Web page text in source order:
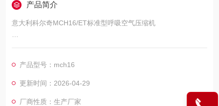
产品简介
意大利科尔奇MCH16/ET标准型呼吸空气压缩机
特点：
MCH16/ET standard 呼吸空气充填泵是COLTRI SUB的标准系列
产品，三相电机驱动，动力强，充气速度快，移动方便，可选自
产品型号：mch16
更新时间：2026-04-29
厂商性质：生产厂家